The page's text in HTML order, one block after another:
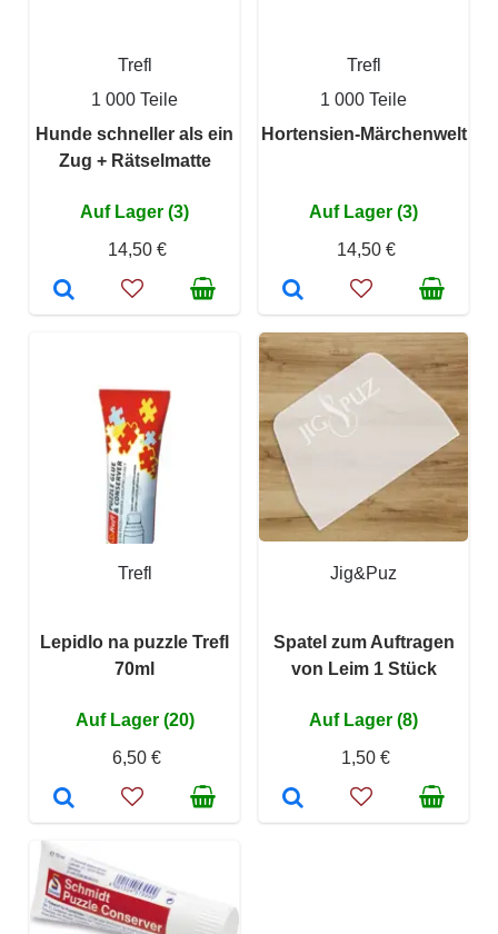
Trefl
1 000 Teile
Hunde schneller als ein
Zug + Rätselmatte
Auf Lager (3)
14,50 €
Trefl
1 000 Teile
Hortensien-Märchenwelt
Auf Lager (3)
14,50 €
Trefl
Lepidlo na puzzle Trefl
70ml
Auf Lager (20)
6,50 €
Jig&Puz
Spatel zum Auftragen
von Leim 1 Stück
Auf Lager (8)
1,50 €